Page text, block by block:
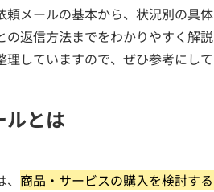
頼メールの基本から、状況別の具
の返信方法までをわかりやすく解
していますので、ぜひ参考にして
ルとは
商品・サービスの購入を検討す